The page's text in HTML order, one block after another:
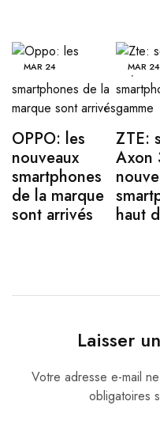
MAR 24
OPPO: les
nouveaux
smartphones
de la marque
sont arrivés
MAR 24
ZTE:
Axon
haut
Laisser
Votre adresse e-mail
obligatoires